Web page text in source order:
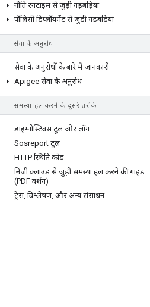
नीति रनटाइम से जुड़ी गड़बड़ियां
पॉलिसी डिप्लॉयमेंट से जुड़ी गड़बड़ियां
सेवा के अनुरोध
सेवा के अनुरोधों के बारे में जानकारी
Apigee सेवा के अनुरोध
समस्या हल करने के दूसरे तरीके
डाइग्नोस्टिक्स टूल और लॉग
Sosreport टूल
HTTP स्थिति कोड
निजी क्लाउड से जुड़ी समस्या हल करने की गाइड
(PDF वर्शन)
ट्रेस, विश्लेषण, और अन्य संसाधन